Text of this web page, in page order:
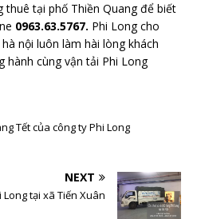
thuê tại phố Thiền Quang để biết
0963.63.5767. Phi Long cho
nội luôn làm hài lòng khách
hành cùng vận tải Phi Long
Tết của công ty Phi Long
NEXT
tại xã Tiến Xuân